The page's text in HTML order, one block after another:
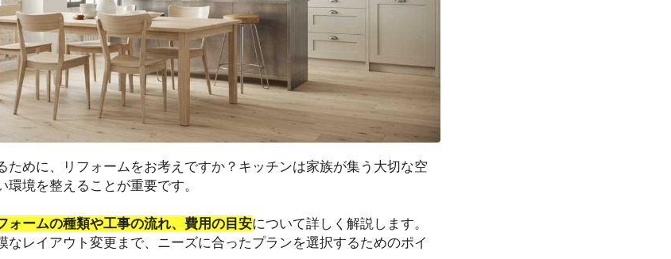
ために、リフォームをお考えですか？キッチンは家族が集う大切な空
境を整えることが重要です。
ォームの種類や工事の流れ、費用の目安について詳しく解説します。
なレイアウト変更まで、ニーズに合ったプランを選択するためのポイ